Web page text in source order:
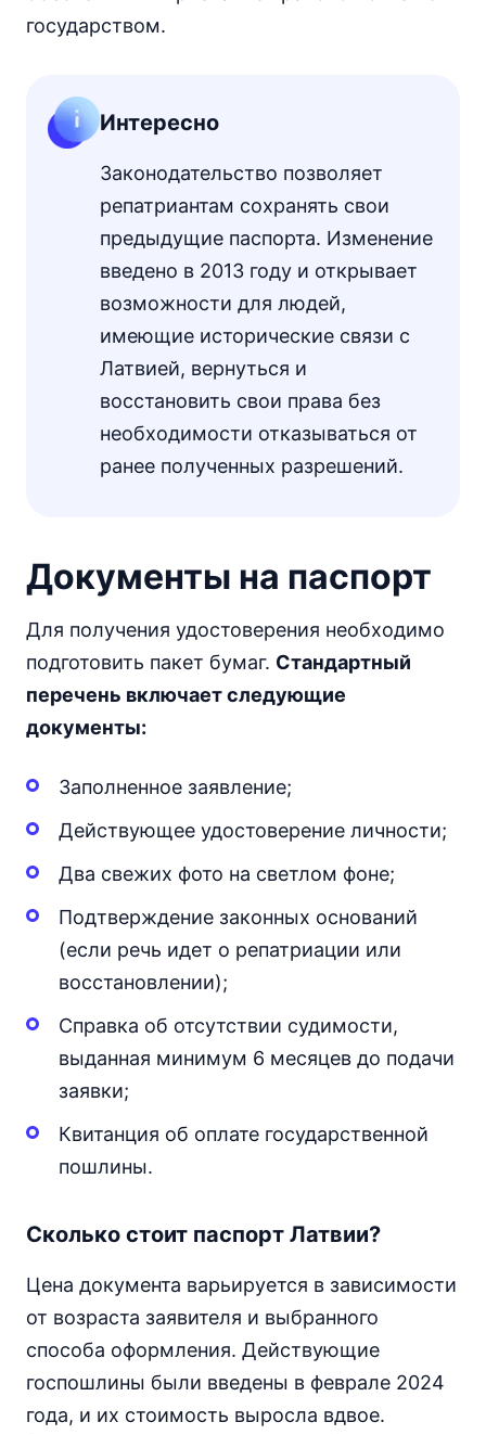
государством.
Интересно
Законодательство позволяет
репатриантам сохранять свои
предыдущие паспорта. Изменение
введено в 2013 году и открывает
возможности для людей,
имеющие исторические связи с
Латвией, вернуться и
восстановить свои права без
необходимости отказываться от
ранее полученных разрешений.
Документы на паспорт
Для получения удостоверения необходимо
подготовить пакет бумаг. Стандартный
перечень включает следующие
документы:
Заполненное заявление;
Действующее удостоверение личности;
Два свежих фото на светлом фоне;
Подтверждение законных оснований
(если речь идет о репатриации или
восстановлении);
Справка об отсутствии судимости,
выданная минимум 6 месяцев до подачи
заявки;
Квитанция об оплате государственной
пошлины.
Сколько стоит паспорт Латвии?
Цена документа варьируется в зависимости
от возраста заявителя и выбранного
способа оформления. Действующие
госпошлины были введены в феврале 2024
года, и их стоимость выросла вдвое.